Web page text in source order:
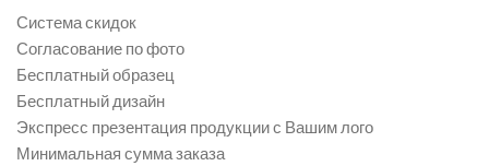
Система скидок
Согласование по фото
Бесплатный образец
Бесплатный дизайн
Экспресс презентация продукции с Вашим лого
Минимальная сумма заказа